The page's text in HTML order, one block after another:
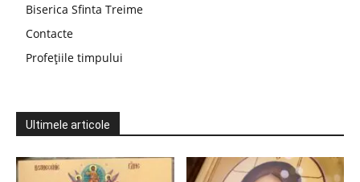
Biserica Sfinta Treime
Contacte
Profețiile timpului
Ultimele articole